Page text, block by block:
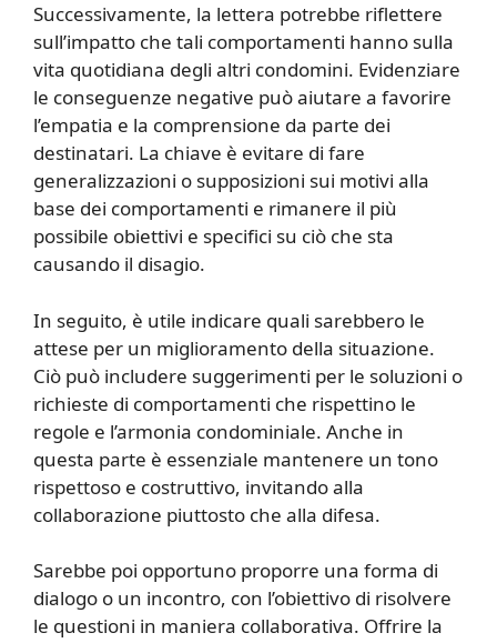
Successivamente, la lettera potrebbe riflettere
sull’impatto che tali comportamenti hanno sulla
vita quotidiana degli altri condomini. Evidenziare
le conseguenze negative può aiutare a favorire
l’empatia e la comprensione da parte dei
destinatari. La chiave è evitare di fare
generalizzazioni o supposizioni sui motivi alla
base dei comportamenti e rimanere il più
possibile obiettivi e specifici su ciò che sta
causando il disagio.
In seguito, è utile indicare quali sarebbero le
attese per un miglioramento della situazione.
Ciò può includere suggerimenti per le soluzioni o
richieste di comportamenti che rispettino le
regole e l’armonia condominiale. Anche in
questa parte è essenziale mantenere un tono
rispettoso e costruttivo, invitando alla
collaborazione piuttosto che alla difesa.
Sarebbe poi opportuno proporre una forma di
dialogo o un incontro, con l’obiettivo di risolvere
le questioni in maniera collaborativa. Offrire la